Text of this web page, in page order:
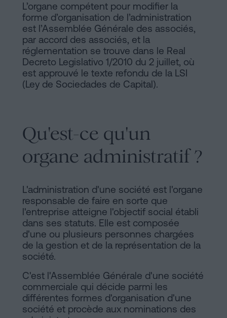
L’organe compétent pour modifier la
forme d’organisation de l’administration
est l’Assemblée Générale des associés,
par accord des associés, et la
réglementation se trouve dans le Real
Decreto Legislativo 1/2010 du 2 juillet, où
est approuvé le texte refondu de la LSI
(Ley de Sociedades de Capital).
Qu'est-ce qu'un
organe administratif ?
L'administration d'une société est l'organe
responsable de faire en sorte que
l'entreprise atteigne l'objectif social établi
dans ses statuts. Elle est composée
d'une ou plusieurs personnes chargées
de la gestion et de la représentation de la
société.
C'est l'Assemblée Générale d'une société
commerciale qui décide parmi les
différentes formes d'organisation d'une
société et procède aux nominations des